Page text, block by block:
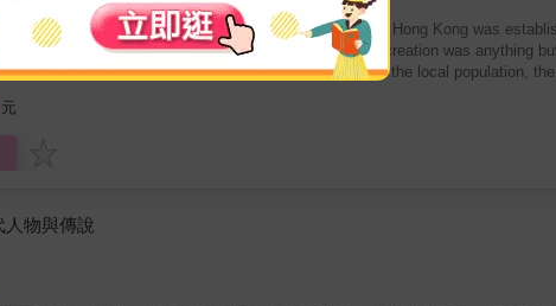
back to 1822 in Whampoa, the Mariners&rsquo; Club in Hong Kong was
by that most dubious of activities, seafaring. Its creation was anything
tortuous relations between the various religious bodies, the local population,
a collection of mat-sheds on the foreshore, through colony to its current
Kong itself.
元
人物與傳說